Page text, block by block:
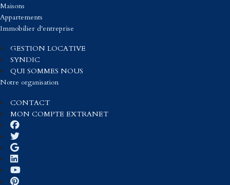
Maisons
Appartements
Immobilier d'entreprise
GESTION LOCATIVE
SYNDIC
QUI SOMMES NOUS
Notre organisation
CONTACT
MON COMPTE EXTRANET